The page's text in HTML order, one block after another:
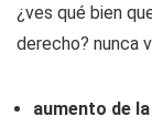
¿ves qué bien
derecho? nunca
aumento de